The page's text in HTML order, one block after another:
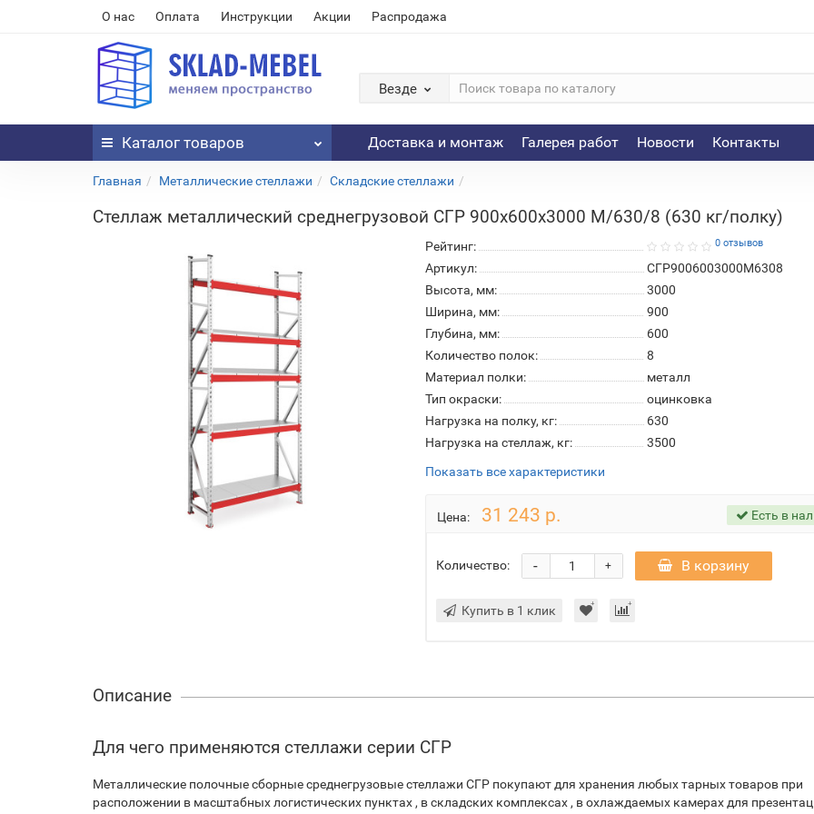
О нас Оплата Инструкции Акции Распродажа
Везде
Каталог товаров Доставка и монтаж Галерея работ Новости Контакты
Главная Металлические стеллажи Складские стеллажи
Стеллаж металлический среднегрузовой СГР 900х600х3000 M/630/8 (630 кг/полку)
Рейтинг: 0 отзывов
Артикул:
СГР9006003000M6308
Высота, мм:
3000
Ширина, мм:
900
Глубина, мм:
600
Количество полок:
8
Материал полки:
металл
Тип окраски:
оцинковка
Нагрузка на полку, кг:
630
Нагрузка на стеллаж, кг:
3500
Показать все характеристики
Цена: 31 243 р. Есть в
Количество: +
- В корзину
Купить в 1 клик
Описание
Для чего применяются стеллажи серии СГР
Металлические полочные сборные среднегрузовые стеллажи СГР покупают для хранения любых тарных товаров при
расположении в масштабных логистических пунктах , в складских комплексах , в охлаждаемых камерах для